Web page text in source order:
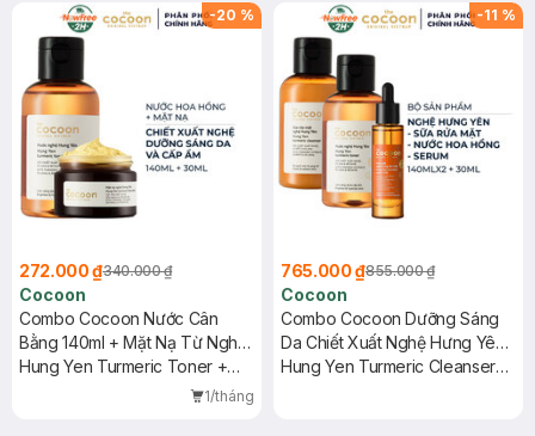
-20 %
272.000 ₫340.000 ₫
Cocoon
Combo Cocoon Nước Cân
Bằng 140ml + Mặt Nạ Từ Nghệ
Hưng Yên 30ml
Hung Yen Turmeric Toner +
Hung Yen Turmeric Face Mask
1/tháng
-11 %
765.000 ₫855.000 ₫
Cocoon
Combo Cocoon Dưỡng Sáng
Da Chiết Xuất Nghệ Hưng Yên
3 Món
Hung Yen Turmeric Cleanser